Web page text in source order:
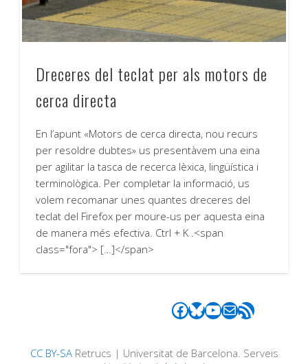
Dreceres del teclat per als motors de
cerca directa
En l’apunt «Motors de cerca directa, nou recurs
per resoldre dubtes» us presentàvem una eina
per agilitar la tasca de recerca lèxica, lingüística i
terminològica. Per completar la informació, us
volem recomanar unes quantes dreceres del
teclat del Firefox per moure-us per aquesta eina
de manera més efectiva. Ctrl + K .<span
class="fora"> […]</span>
Facebook
Bluesky
YouTube
Correu electrònic
Canal RSS
CC BY-SARetrucs | Universitat de Barcelona. Serveis